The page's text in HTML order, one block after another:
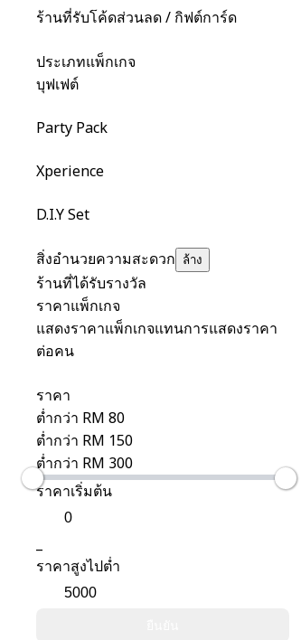
ร้านที่รับโค้ดส่วนลด / กิฟต์การ์ด
ประเภทแพ็กเกจ
บุฟเฟต์
Party Pack
Xperience
D.I.Y Set
สิ่งอำนวยความสะดวก ล้าง
ร้านที่ได้รับรางวัล
ราคาแพ็กเกจ
แสดงราคาแพ็กเกจแทนการแสดงราคา
ต่อคน
ราคา
ต่ำกว่า RM 80
ต่ำกว่า RM 150
ต่ำกว่า RM 300
ราคาเริ่มต้น
_
ราคาสูงไปต่ำ